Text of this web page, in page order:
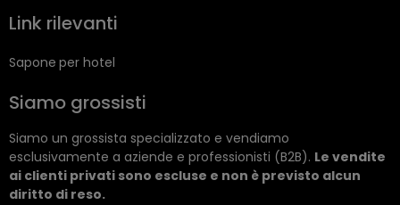
Link rilevanti
Sapone per hotel
Siamo grossisti
Siamo un grossista specializzato e vendiamo
esclusivamente a aziende e professionisti (B2B). Le vendite
ai clienti privati sono escluse e non è previsto alcun
diritto di reso.